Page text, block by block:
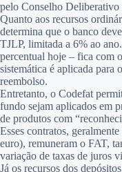
pelo Conselho
Quanto aos recursos
determina que o banco
TJLP, limitada a 6% ao
percentual hoje – fica com
sistemática é aplicada para
reembolso.
Entretanto, o Codefat
fundo sejam aplicados em
de produtos com
Esses contratos,
euro), remuneram o FAT,
variação de taxas de juros
Já os recursos dos